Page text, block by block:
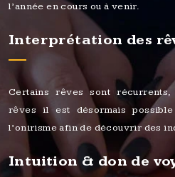
l’année en cours ou à venir.
Interprétation des
Certains rêves sont
rêves il est désormais
l’onirisme afin de découvrir des
Intuition & don de